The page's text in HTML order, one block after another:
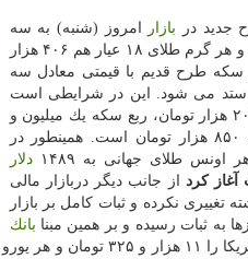
جدید در بازار
امروز (شنبه) به سه
میلیون و ۹۸۰ هزار تومان رسیده و هر گرم طلای ۱۸ عیار هم ۴۰۶ هزار
سكه طرح قدیم با قیمتی معادل سه
داد و ستد می شود. این در شرایطی است
كه قیمت نیم سكه دو میلیون و ۲۰ هزار تومان، ربع سكه یك میلیون و
۲۲۰ هزار تومان و سكه گرمی ۸۵۰ هزار تومان است. همینطور در
طلای جهانی به ۱۴۸۹
دلار
آغاز كرد از جانب دیگر دربازار مالی
تغییری نكرده و ثبات كامل بر بازار
به ثبات رسیده و بر همین مبنا بانك